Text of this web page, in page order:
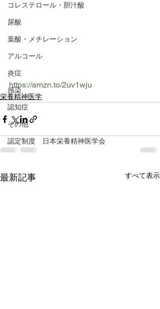
コレステロール・胆汁酸
尿酸
葉酸・メチレーション
アルコール
炎症
感染
認知症
その他
認定制度 日本栄養精神医学会
https://amzn.to/2uv1wju
栄養精神医学
最新記事 すべて表示